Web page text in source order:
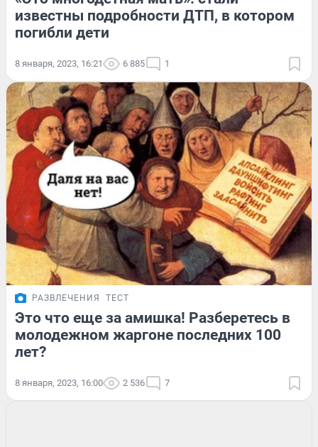
известны подробности ДТП, в котором
погибли дети
8 января, 2023, 16:21 6 885 1
РАЗВЛЕЧЕНИЯ ТЕСТ
Это что еще за амишка! Разберетесь в
молодежном жаргоне последних 100
лет?
8 января, 2023, 16:00 2 536 7